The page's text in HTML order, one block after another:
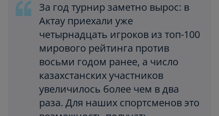
За год турнир заметно вырос: в
Актау приехали уже
четырнадцать игроков из топ-100
мирового рейтинга против
восьми годом ранее, а число
казахстанских участников
увеличилось более чем в два
раза. Для наших спортсменов это